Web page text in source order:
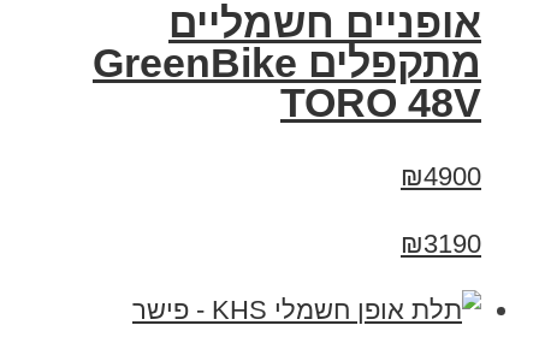
אופניים חשמליים
מתקפלים GreenBike
TORO 48V
₪4900
₪3190